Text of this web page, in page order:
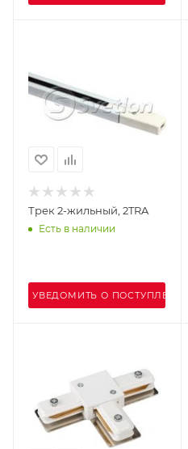
Трек 2-жильный, 2TRA
Есть в наличии
УВЕДОМИТЬ О ПОСТУПЛЕНИИ